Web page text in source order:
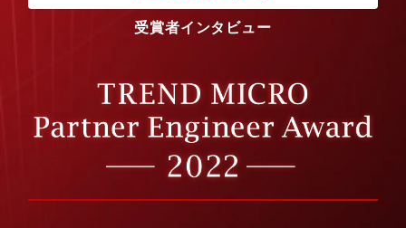
受賞者インタビュー